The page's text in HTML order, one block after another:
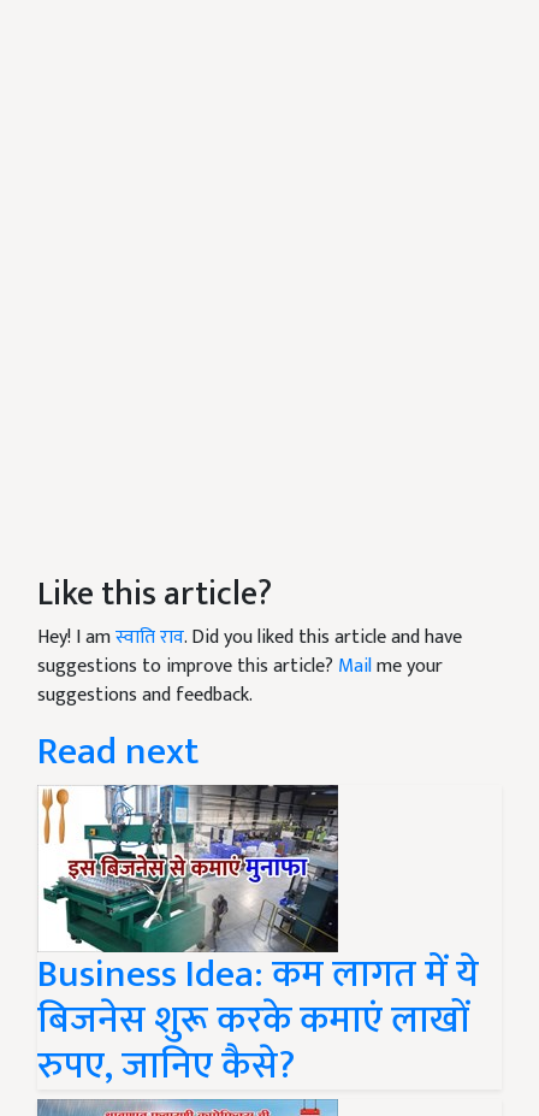
Like this article?
Hey! I amस्वाति राव. Did you liked this article and have
suggestions to improve this article? Mailme your
suggestions and feedback.
Read next
Business Idea: कम लागत में ये
बिजनेस शुरू करके कमाएं लाखों
रुपए, जानिए कैसे?